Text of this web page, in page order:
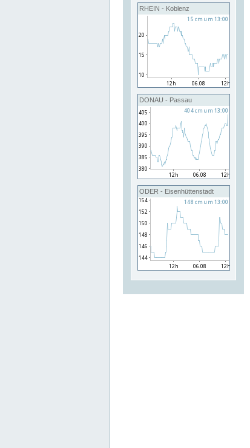
RHEIN - Koblenz
DONAU - Passau
ODER - Eisenhüttenstadt